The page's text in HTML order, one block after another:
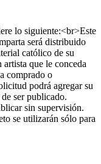
lo siguiente:<br>Este
será distribuido
católico de su
que le conceda
comprado o
podrá agregar su
ser publicado.
sin supervisión.
se utilizarán sólo para